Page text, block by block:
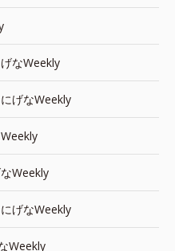
なWeekly
げなWeekly
Weekly
げなWeekly
Weekly